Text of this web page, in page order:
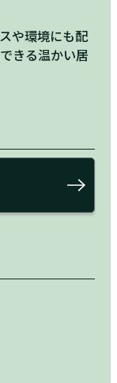
や環境にも配
きる温かい居